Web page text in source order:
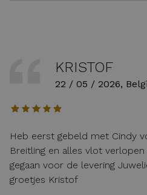
KRISTOF
22 / 05 / 2026,
Heb eerst gebeld met Cindy
Breitling en alles vlot
gegaan voor de levering
groetjes Kristof